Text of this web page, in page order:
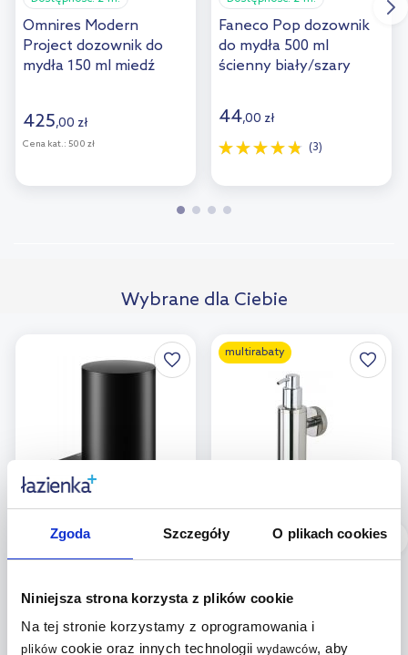
Zgoda Szczegóły O plikach cookies
Niniejsza strona korzysta z plików cookie
Na tej stronie korzystamy z oprogramowania i
plikówcookie oraz innych technologii wydawców, aby
Omnires Modern
Project dozownik do
mydła 150 ml miedź
425,00 zł
Cena kat.: 500 zł
Faneco Pop dozownik
do mydła 500 ml
ścienny biały/szary
44,00 zł
(3)
Wybrane dla Ciebie
Dostępność:
Keuco Black Selection
ml ścienny czarny mat
14951370000
multirabaty
Dostępność:24h!
Tiger Boston dozownik
ścienny chrom
159,00zł